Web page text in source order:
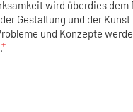
wird überdies dem
Gestaltung und der Kunst
und Konzepte